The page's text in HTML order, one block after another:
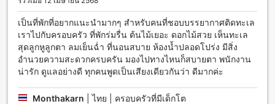
โรงแรมบ้านเพ คาบาน่า ให้บริการสิ่งอำนวยความสะดวกในการ
เดินทางอย่างครบวงจร ซึ่งรวมถึงบริการขนส่งจากสนามบิน
นอกจากนี้ยังมีที่จอดรถสำหรับผู้เข้าพักที่โรงแรมเอง โดยที่ไม่มีค่า
ใช้จ่ายเพิ่มเติม ทำให้ผู้เข้าพักสามารถมาพักผ่อนที่โรงแรมได้อย่าง
สะดวกสบาย อีกทั้งยังมีที่จอดรถในสถานที่ของโรงแรมเพื่อให้
ความสะดวกสบายในการเดินทางของผู้เข้าพัก
สิ่งอำนวยความสะดวกในห้องพักที่โรงแรมบ้านเพ คาบาน่า
เป็นที่พักที่อยากแนะนำมากๆ สำหรับคนที่ชอบบรรยากาศติดทะเล
เราไปกับครอบครัว ที่พักร่มรื่น ต้นไม้เยอะ ดอกไม้สวย เห็นทะเล
สุดลูกหูลูกตา ลมเย็นฉ่ำ ที่นอนสบาย ห้องน้ำปลอดโปร่ง มีสิ่ง
อำนวยความสะดวกครบครัน มองไปทางไหนก็สบายตา พนักงาน
น่ารัก ดูแลอย่างดี ทุกคนพูดเป็นเสียงเดียวกันว่า ดีมากค่ะ
Monthakarn |ไทย | ครอบครัวที่มีเด็กโต